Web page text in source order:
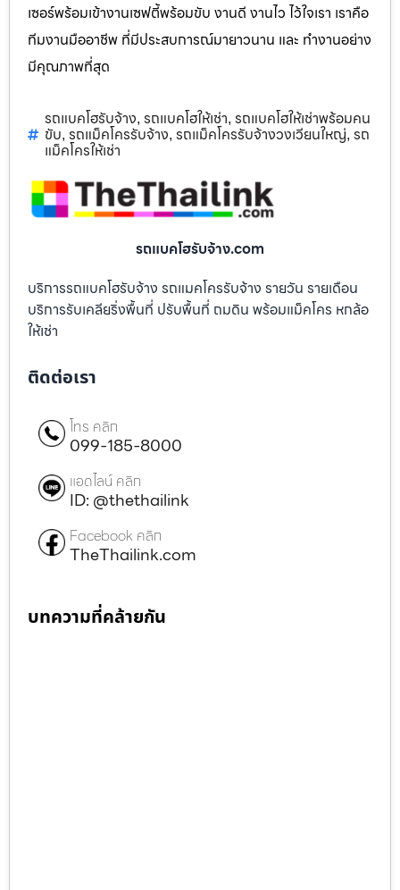
เซอร์พร้อมเข้างานเซฟตี้พร้อมขับ งานดี งานไว ไว้ใจเรา เราคือ
ทีมงานมืออาชีพ ที่มีประสบการณ์มายาวนาน และ ทำงานอย่าง
มีคุณภาพที่สุด
รถแบคโฮรับจ้าง, รถแบคโฮให้เช่า, รถแบคโฮให้เช่าพร้อมคน
ขับ, รถแม็คโครรับจ้าง, รถแม็คโครรับจ้างวงเวียนใหญ่, รถ
แม็คโครให้เช่า
รถแบคโฮรับจ้าง.com
บริการรถแบคโฮรับจ้าง รถแมคโครรับจ้าง รายวัน รายเดือน
บริการรับเคลียริ่งพื้นที่ ปรับพื้นที่ ถมดิน พร้อมแม็คโคร หกล้อ
ให้เช่า
ติดต่อเรา
โทร คลิก
099-185-8000
แอดไลน์ คลิก
ID: @thethailink
Facebook คลิก
TheThailink.com
บทความที่คล้ายกัน